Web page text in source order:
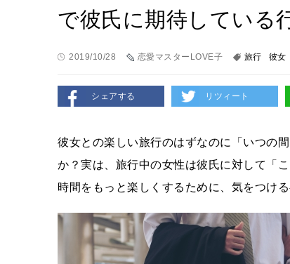
で彼氏に期待している
2019/10/28 恋愛マスターLOVE子 旅行 彼女
シェアする リツィート
彼女との楽しい旅行のはずなのに「いつの
か？実は、旅行中の女性は彼氏に対して「
時間をもっと楽しくするために、気をつけ